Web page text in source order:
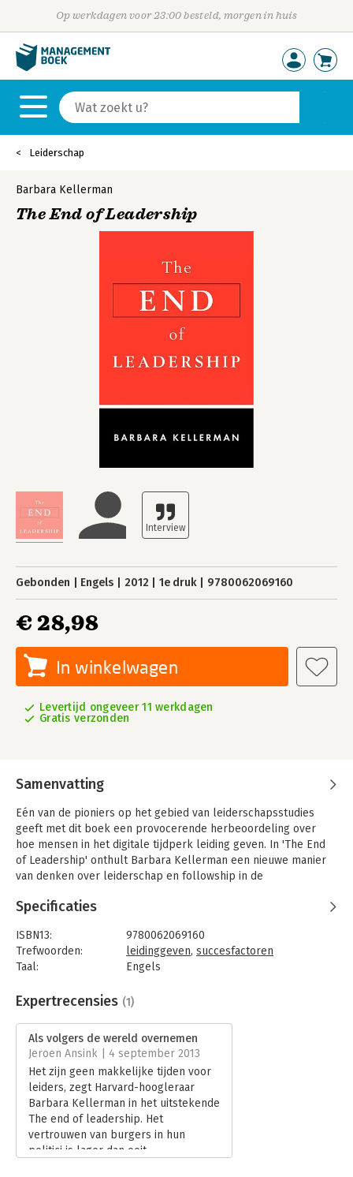
Op werkdagen voor 23:00 besteld, morgen in huis
Leiderschap
Barbara Kellerman
The End of Leadership
Gebonden Engels 2012 1e druk 9780062069160
€ 28,98
In winkelwagen
Levertijd ongeveer 11 werkdagen
Gratis verzonden
Samenvatting
Eén van de pioniers op het gebied van leiderschapsstudies
geeft met dit boek een provocerende herbeoordeling over
hoe mensen in het digitale tijdperk leiding geven. In 'The End
of Leadership' onthult Barbara Kellerman een nieuwe manier
van denken over leiderschap en followship in de
Voortbordurend op de sterke punten en de inzichten die zij
tijdens haar werk als wetenschapper en docent heeft
verkregen kijkt Kellerman kritisch naar vaak gebruikte
aannames over de rol van leiding geven om de weg naar
Specificaties
ISBN13:
9780062069160
Trefwoorden:
leidinggeven, succesfactoren
Taal:
Engels
Aantal pagina's:
243
Druk:
1
Verschijningsdatum:
3-4-2012
Hoofdrubriek: Leiderschap
Expertrecensies (1)
Als volgers de wereld overnemen
Jeroen Ansink | 4 september 2013
Het zijn geen makkelijke tijden voor
leiders, zegt Harvard-hoogleraar
Barbara Kellerman in het uitstekende
The end of leadership. Het
vertrouwen van burgers in hun
politici is lager dan ooit,